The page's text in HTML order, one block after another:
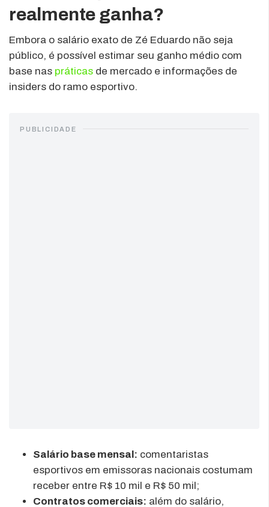
realmente ganha?
Embora o salário exato de Zé Eduardo não seja
público, é possível estimar seu ganho médio com
base nas práticas de mercado e informações de
insiders do ramo esportivo.
PUBLICIDADE
Salário base mensal: comentaristas
esportivos em emissoras nacionais costumam
receber entre R$ 10 mil e R$ 50 mil;
Contratos comerciais: além do salário,